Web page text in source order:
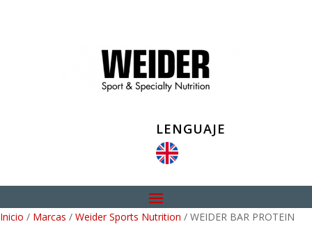
LENGUAJE
Inicio / Marcas / Weider Sports Nutrition / WEIDER BAR PROTEIN